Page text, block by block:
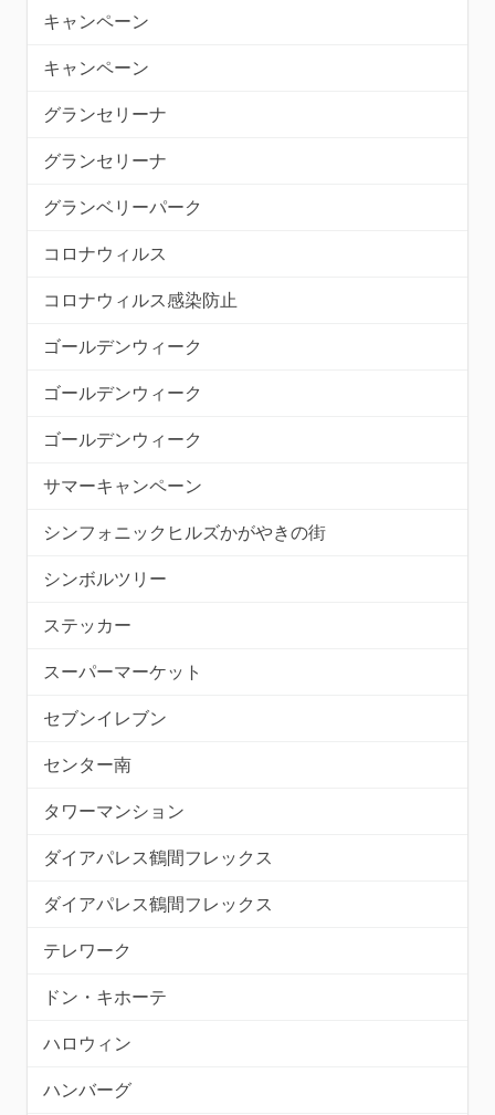
キャンペーン
キャンペーン
グランセリーナ
グランセリーナ
グランベリーパーク
コロナウィルス
コロナウィルス感染防止
ゴールデンウィーク
ゴールデンウィーク
ゴールデンウィーク
サマーキャンペーン
シンフォニックヒルズかがやきの街
シンボルツリー
ステッカー
スーパーマーケット
セブンイレブン
センター南
タワーマンション
ダイアパレス鶴間フレックス
ダイアパレス鶴間フレックス
テレワーク
ドン・キホーテ
ハロウィン
ハンバーグ